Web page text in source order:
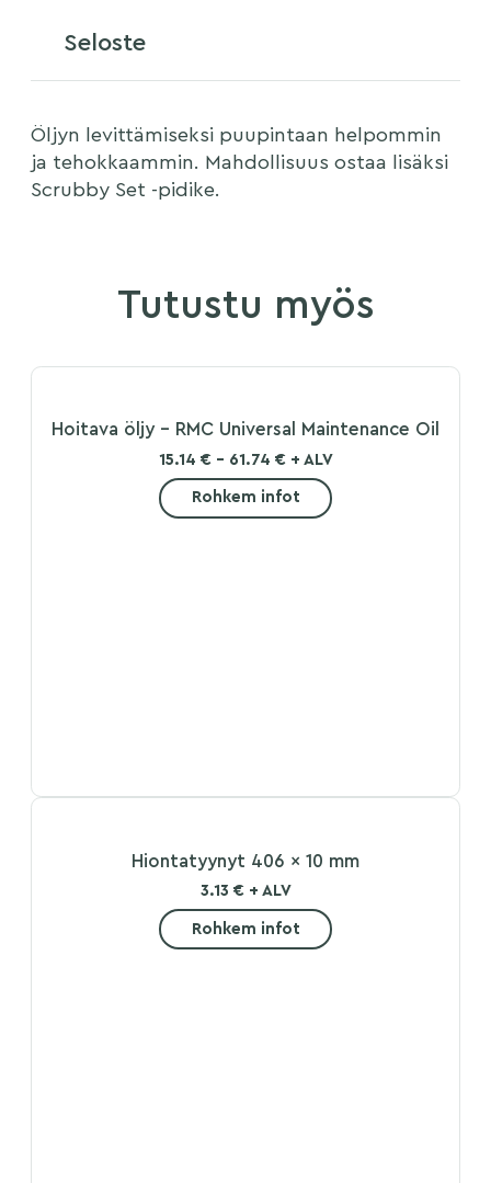
Seloste
Öljyn levittämiseksi puupintaan helpommin
ja tehokkaammin. Mahdollisuus ostaa lisäksi
Scrubby Set -pidike.
Tutustu myös
Hoitava öljy – RMC Universal Maintenance Oil
15.14 € - 61.74 € + ALV
Rohkem infot
Hiontatyynyt 406 x 10 mm
3.13 € + ALV
Rohkem infot